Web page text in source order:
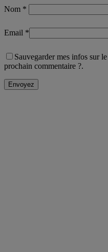
Nom *
Email *
Sauvegarder mes infos sur
prochain commentaire ?.